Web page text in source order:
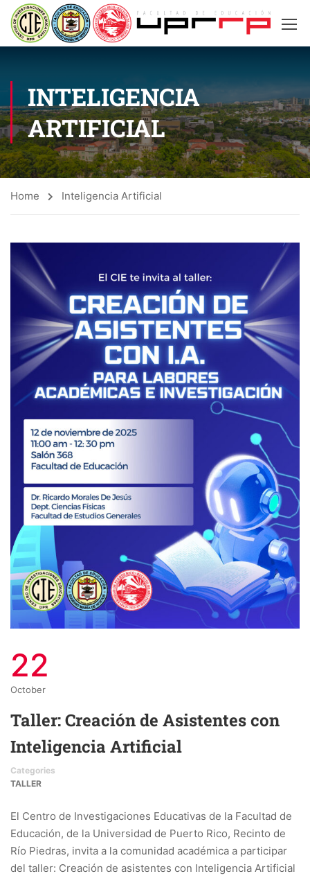
INTELIGENCIA
ARTIFICIAL
Home Inteligencia Artificial
22
October
Taller: Creación de Asistentes con
Inteligencia Artificial
Categories
TALLER
El Centro de Investigaciones Educativas de la Facultad de
Educación, de la Universidad de Puerto Rico, Recinto de
Río Piedras, invita a la comunidad académica a participar
del taller: Creación de asistentes con Inteligencia Artificial